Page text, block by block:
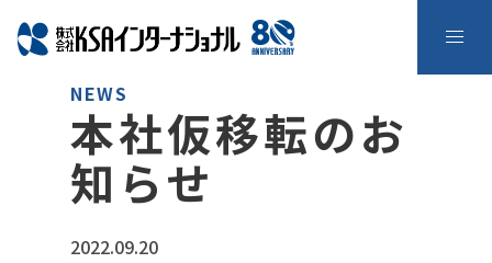
NEWS
本社仮移転のお
知らせ
2022.09.20